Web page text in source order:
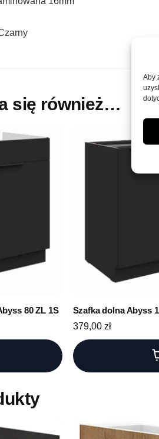
Aby
się również…
80 ZL 1S
Szafka dolna Abyss
379,00 zł